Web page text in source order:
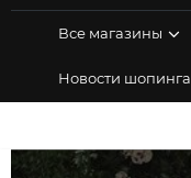
Все магазины
Новости шопинга